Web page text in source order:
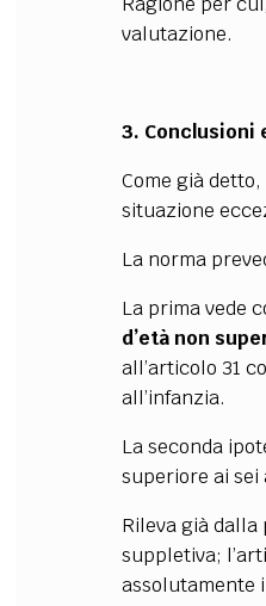
valutazione.
3. Conclusioni
Come già
situazione
La norma
La prima vede
d’età non
all’articolo 31
all’infanzia.
La seconda
superiore ai
Rileva già
suppletiva;
assolutamente